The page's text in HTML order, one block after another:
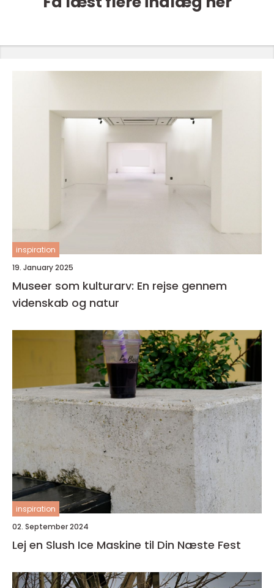
inspiration
19. January 2025
Museer som kulturarv: En rejse gennem
videnskab og natur
inspiration
02. September 2024
Lej en Slush Ice Maskine til Din Næste Fest